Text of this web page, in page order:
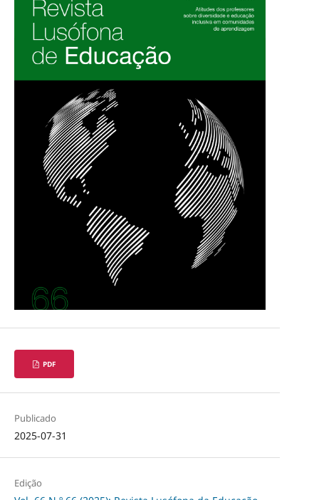
PDF
Publicado
2025-07-31
Edição